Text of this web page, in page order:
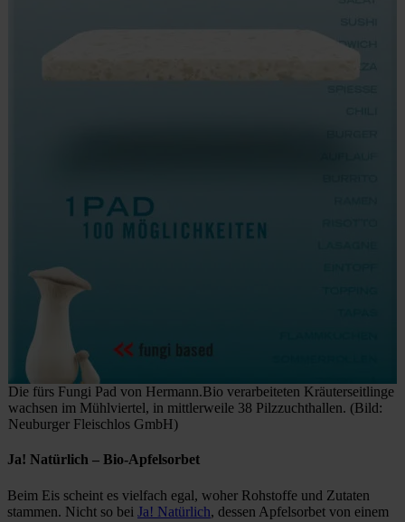
Die fürs Fungi Pad von Hermann.Bio verarbeiteten Kräuterseitlinge
wachsen im Mühlviertel, in mittlerweile 38 Pilzzuchthallen. (Bild:
Neuburger Fleischlos GmbH)
Ja! Natürlich – Bio-Apfelsorbet
Beim Eis scheint es vielfach egal, woher Rohstoffe und Zutaten
stammen. Nicht so bei Ja! Natürlich, dessen Apfelsorbet von einem